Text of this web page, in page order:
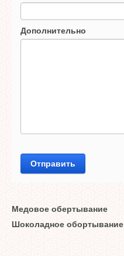
Дополнительно
Отправить
Медовое обертывание
Шоколадное обортывание